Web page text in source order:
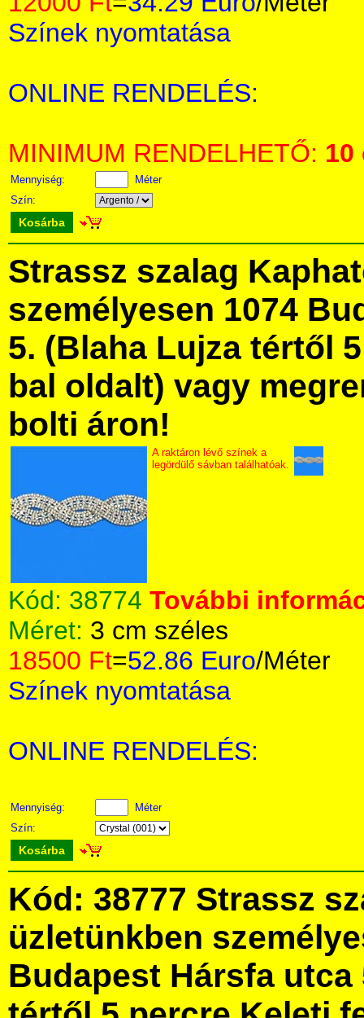
Színek nyomtatása
ONLINE RENDELÉS:
MINIMUM RENDELHETŐ: 10
Mennyiség:
Méter
Szín:
Kosárba
Strassz szalag
személyesen 1074
5. (Blaha Lujza tértől
bal oldalt) vagy
bolti áron!
A raktáron lévő színek a
legördülő sávban találhatóak.
Kód: 38774 További
Méret: 3 cm széles
18500 Ft=52.86 Euro/Méter
Színek nyomtatása
ONLINE RENDELÉS:
Mennyiség:
Méter
Szín:
Kosárba
Kód: 38777 Strassz
üzletünkben
Budapest Hársfa utca